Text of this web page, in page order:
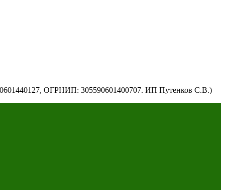
ОГРНИП: 305590601400707. ИП Путенков С.В.)